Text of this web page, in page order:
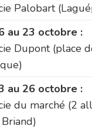
Palobart
au 23 octobre :
Dupont (place
au 26 octobre :
du marché (2